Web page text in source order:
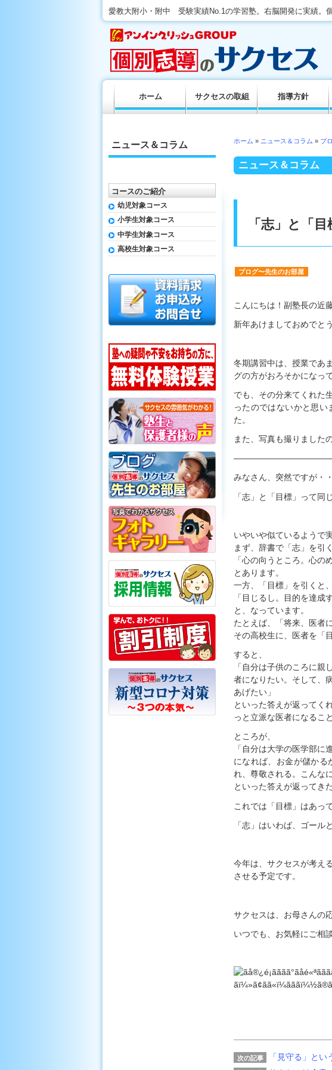
愛教大附小・附中 受験実績No.1の学習塾。右脳開発に実績。
ホーム » ニュース＆コラム » ブ
ニュース＆コラム
「志」と「
ブログ〜先生のお部屋
こんにちは！副塾長の近
新年あけましておめでと
冬期講習中は、授業であ
グの方がおろそかになっ
でも、その分来てくれた
ったのではないかと思い
た。
また、写真も撮りました
みなさん、突然ですが・
「志」と「目標」って同
いやいや似ているようで
まず、辞書で「志」を引く
「心の向うところ。心の
とあります。
一方、「目標」を引くと、
「目じるし。目的を達成
と、なっています。
たとえば、「将来、医者
その高校生に、医者を「
すると、
「自分は子供のころに
者になりたい。そして、
あげたい」
といった答えが返ってく
っと立派な医者になるこ
ところが、
「自分は大学の医学部
になれば、お金が儲かる
れ、尊敬される。こんな
といった答えが返ってき
これでは「目標」はあっ
「志」はいわば、ゴール
今年は、サクセスが考え
させる予定です。
サクセスは、お母さんの
いつでも、お気軽にご相
次の記事 「見守る」とい
ホーム サクセスの取組 指導方針
ニュース＆コラム
コースのご紹介
幼児対象コース
小学生対象コース
中学生対象コース
高校生対象コース